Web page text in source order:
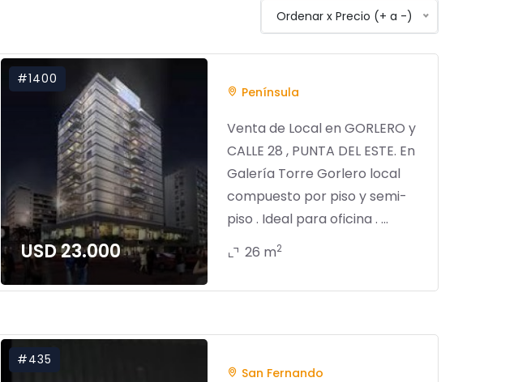
Ordenar x Precio (+ a -)
#1400
USD 23.000
Península
Venta de Local en GORLERO y
CALLE 28 , PUNTA DEL ESTE. En
Galería Torre Gorlero local
compuesto por piso y semi-
piso . Ideal para oficina . ...
26 m2
#435
San Fernando